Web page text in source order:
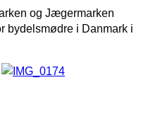
og Jægermarken
bydelsmødre i Danmark i